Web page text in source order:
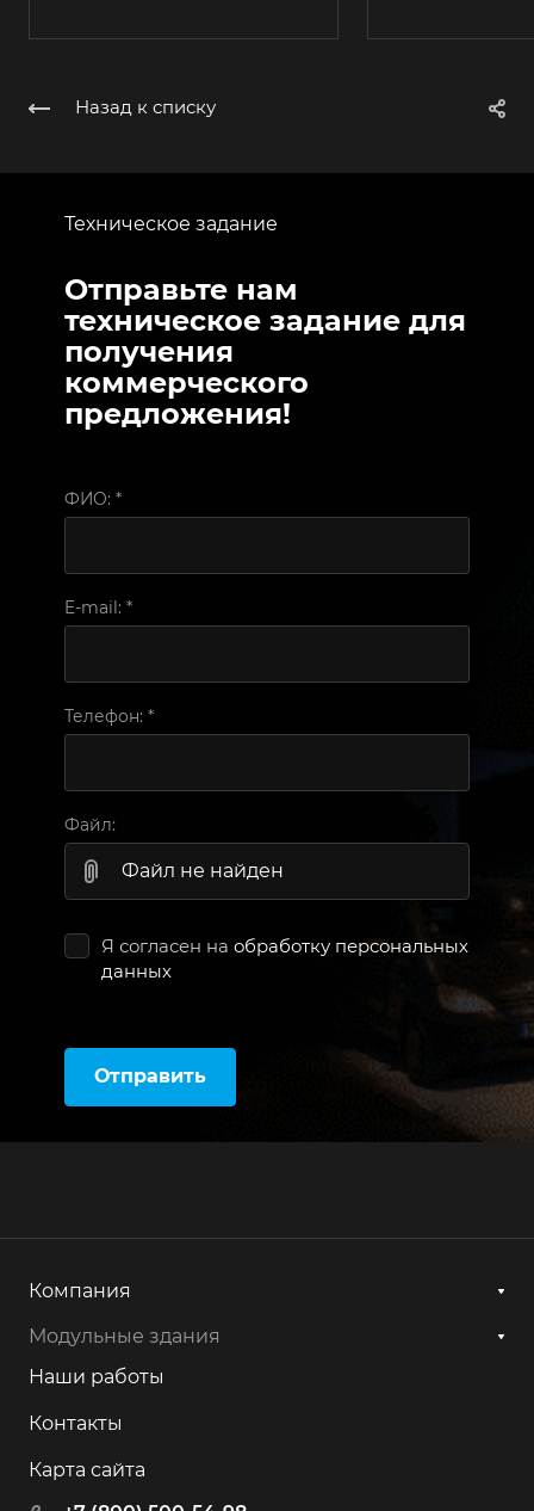
Назад к списку
Техническое задание
Отправьте нам
техническое задание для
получения
коммерческого
предложения!
ФИО: *
E-mail: *
Телефон: *
Файл:
Файл не найден
Я согласен на обработку персональных
данных
Отправить
Компания
Модульные здания
Наши работы
Контакты
Карта сайта